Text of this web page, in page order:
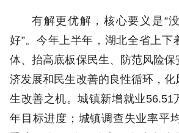
有解更优解，核心要义是“
好”。今年上半年，湖北全省上下
体、抬高底板保民生、防范风险
济发展和民生改善的良性循环，
生改善之机。城镇新增就业56.51
年目标进度；城镇调查失业率平